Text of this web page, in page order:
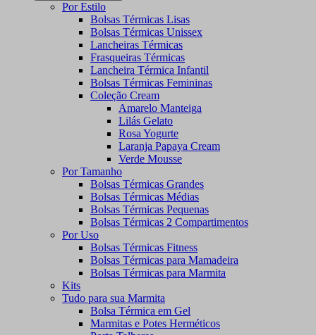
Por Estilo
Bolsas Térmicas Lisas
Bolsas Térmicas Unissex
Lancheiras Térmicas
Frasqueiras Térmicas
Lancheira Térmica Infantil
Bolsas Térmicas Femininas
Coleção Cream
Amarelo Manteiga
Lilás Gelato
Rosa Yogurte
Laranja Papaya Cream
Verde Mousse
Por Tamanho
Bolsas Térmicas Grandes
Bolsas Térmicas Médias
Bolsas Térmicas Pequenas
Bolsas Térmicas 2 Compartimentos
Por Uso
Bolsas Térmicas Fitness
Bolsas Térmicas para Mamadeira
Bolsas Térmicas para Marmita
Kits
Tudo para sua Marmita
Bolsa Térmica em Gel
Marmitas e Potes Herméticos